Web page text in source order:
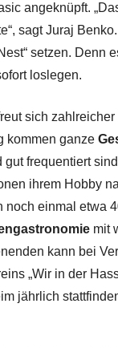
angeknüpft.
sagt Juraj
setzen. Denn
loslegen.
sich
kommen ganze
frequentiert
ihrem Hobby
einmal etwa
mit
kann bei
„Wir in der
jährlich